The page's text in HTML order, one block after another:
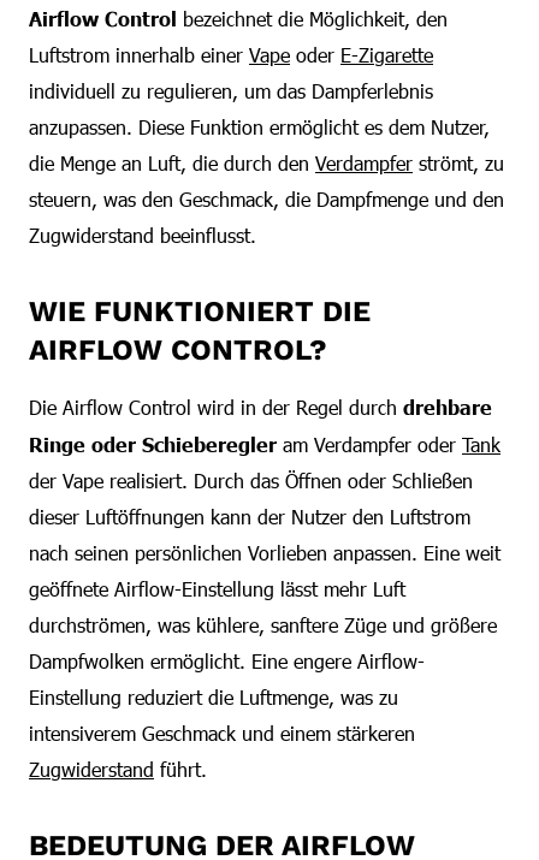
Airflow Control bezeichnet die Möglichkeit, den
Luftstrom innerhalb einer Vape oder E-Zigarette
individuell zu regulieren, um das Dampferlebnis
anzupassen. Diese Funktion ermöglicht es dem Nutzer,
die Menge an Luft, die durch den Verdampfer strömt, zu
steuern, was den Geschmack, die Dampfmenge und den
Zugwiderstand beeinflusst.
WIE FUNKTIONIERT DIE
AIRFLOW CONTROL?
Die Airflow Control wird in der Regel durch drehbare
Ringe oder Schieberegler am Verdampfer oder Tank
der Vape realisiert. Durch das Öffnen oder Schließen
dieser Luftöffnungen kann der Nutzer den Luftstrom
nach seinen persönlichen Vorlieben anpassen. Eine weit
geöffnete Airflow-Einstellung lässt mehr Luft
durchströmen, was kühlere, sanftere Züge und größere
Dampfwolken ermöglicht. Eine engere Airflow-
Einstellung reduziert die Luftmenge, was zu
intensiverem Geschmack und einem stärkeren
Zugwiderstand führt.
BEDEUTUNG DER AIRFLOW